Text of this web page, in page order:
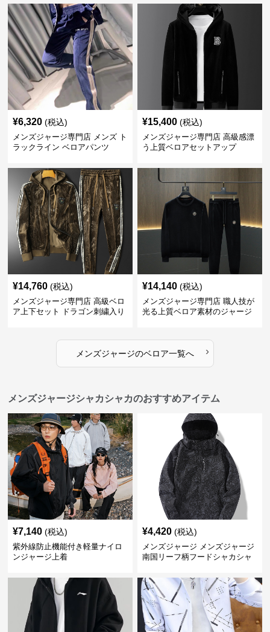
¥6,320 (税込)
メンズジャージ専門店 メンズ ト
ラックライン ベロアパンツ
¥15,400 (税込)
メンズジャージ専門店 高級感漂
う上質ベロアセットアップ
¥14,760 (税込)
メンズジャージ専門店 高級ベロ
ア上下セット ドラゴン刺繍入り
¥14,140 (税込)
メンズジャージ専門店 職人技が
光る上質ベロア素材のジャージ
メンズジャージのベロア一覧へ ›
メンズジャージシャカシャカのおすすめアイテム
¥7,140 (税込)
紫外線防止機能付き軽量ナイロ
ンジャージ上着
¥4,420 (税込)
メンズジャージ メンズジャージ
南国リーフ柄フードシャカシャ